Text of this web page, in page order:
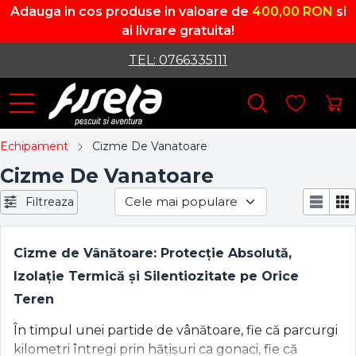
Adauga in cos produse in valoare de 400,00 RON si
ai livrare gratuita!
TEL: 0766335111
Echipament Cizme De Vanatoare
Cizme De Vanatoare
Filtreaza
Cizme de Vânătoare: Protecție Absolută,
Izolație Termică și Silentiozitate pe Orice
Teren
În timpul unei partide de vânătoare, fie că parcurgi
kilometri întregi prin hățișuri ca gonaci, fie că